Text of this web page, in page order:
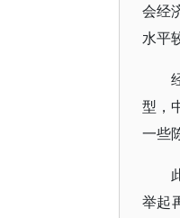
会经
水平
型，
一些
举起